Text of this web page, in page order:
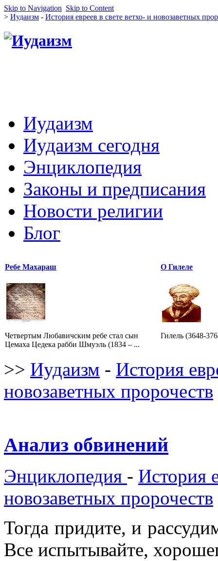
Skip to Navigation Skip to Content
> Иудаизм - История евреев в свете ветхо- и новозаветных
Иудаизм
Иудаизм сегодня
Энциклопедия
Законы и предписания
Новости религии
Блог
Ребе Махараш
Четвертым Любавичским ребе стал сын
Цемаха Цедека рабби Шмуэль (1834 – ...
О Гилеле
Гилель (3648-
>> Иудаизм - История
новозаветных пророчеств
Анализ обвинений
Энциклопедия - История
новозаветных пророчеств
Тогда придите, и
Все испытывайте,